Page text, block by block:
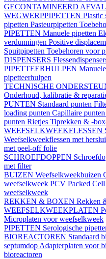
GECONTAMINEERD AFVAL
WEGWERPPIPETTEN Plastic
pipetten Pasteurpipetten
PIPETTEN Manuele pipetten
verdunningen Positive
Spuitpipetten Toebehoren voor
DISPENSERS
PIPETTEERHULPEN
pipetteerhulpen
TECHNISCHE
Onderhoud, kalibratie &
PUNTEN Standaard punten
loading punten Capillaire punten
punten Rietjes Tiprekken & -
WEEFSELKWEEKFLESSEN
Weefselkweekflessen met
met peel-off folie
SCHROEFDOPPEN
met filter
BUIZEN Weefselkweekbuizen
weefselkweek PCV Packed
weefselkweek
REKKEN & BOXEN Rekken
WEEFSELKWEEKPLATEN
Microplaten voor weefselkweek
PIPETTEN Serologische
BIOREACTOREN Standaard
septumdop Adapterplaten voor
bioreactoren